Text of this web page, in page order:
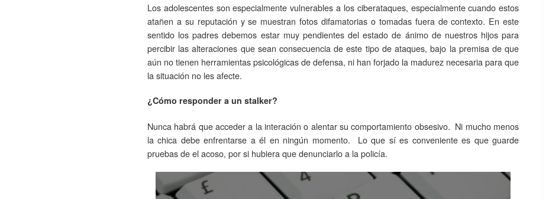
Los adolescentes son especialmente vulnerables a los ciberataques, especialmente cuando estos
atañen a su reputación y se muestran fotos difamatorias o tomadas fuera de contexto. En este
sentido los padres debemos estar muy pendientes del estado de ánimo de nuestros hijos para
percibir las alteraciones que sean consecuencia de este tipo de ataques, bajo la premisa de que
aún no tienen herramientas psicológicas de defensa, ni han forjado la madurez necesaria para que
la situación no les afecte.
¿Cómo responder a un stalker?
Nunca habrá que acceder a la interación o alentar su comportamiento obsesivo. Ni mucho menos
la chica debe enfrentarse a él en ningún momento. Lo que sí es conveniente es que guarde
pruebas de el acoso, por si hubiera que denunciarlo a la policía.